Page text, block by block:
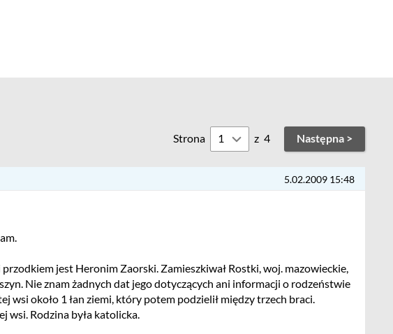
Strona z 4 Następna >
5.02.2009 15:48
jest Heronim Zaorski. Zamieszkiwał Rostki, woj. mazowieckie,
Nie znam żadnych dat jego dotyczących ani informacji o rodzeństwie
wsi około 1 łan ziemi, który potem podzielił między trzech braci.
wsi. Rodzina była katolicka.